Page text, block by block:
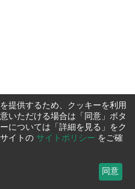
提供するため、クッキーを利用
いただける場合は「同意」ボタ
については「詳細を見る」をク
イトの サイトポリシー をご確
同意